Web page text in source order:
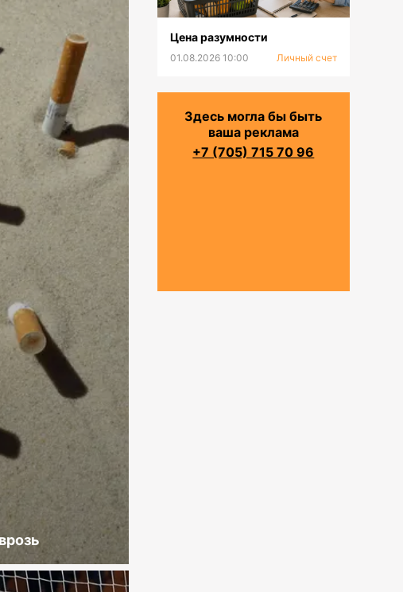
Цена разумности
01.08.2026 10:00 Личный счет
Здесь могла бы быть
ваша реклама
+7 (705) 715 70 96